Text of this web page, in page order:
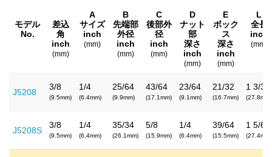
モデル
No.
差込
角
inch
(mm)
A
サイズ
inch
(mm)
B
先端部
外径
inch
(mm)
C
後部外
径
inch
(mm)
D
ナット
部
深さ
inch
(mm)
E
ボック
ス
深さ
inch
(mm)
L
全長
inch
(mm)
J5208
3/8
(9.5mm)
1/4
(6.4mm)
25/64
(9.9mm)
43/64
(17.1mm)
23/64
(9.1mm)
21/32
(16.7mm)
1 3/32
(27.8mm)
J5208S
3/8
(9.5mm)
1/4
(6.4mm)
35/34
(26.1mm)
5/8
(15.9mm)
1/4
(6.4mm)
39/64
(15.5mm)
1 5/64
(27.4mm)